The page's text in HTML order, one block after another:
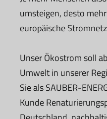
umsteigen, desto
europäische
Unser Ökostrom soll
Umwelt in unserer
Sie als SAUBER-
Kunde